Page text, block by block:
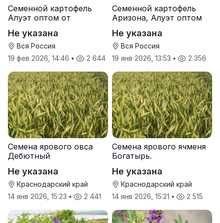
Семенной картофель
Алуэт оптом от
Не указана
Вся Россия
19 фев 2026, 14:46 • 2 644
Семенной картофель
Аризона, Алуэт оптом
Не указана
Вся Россия
19 янв 2026, 13:53 • 2 356
Семена ярового овса
Дебютный
Не указана
Краснодарский край
14 янв 2026, 15:23 • 2 441
Семена ярового ячменя
Богатырь.
Не указана
Краснодарский край
14 янв 2026, 15:21 • 2 515